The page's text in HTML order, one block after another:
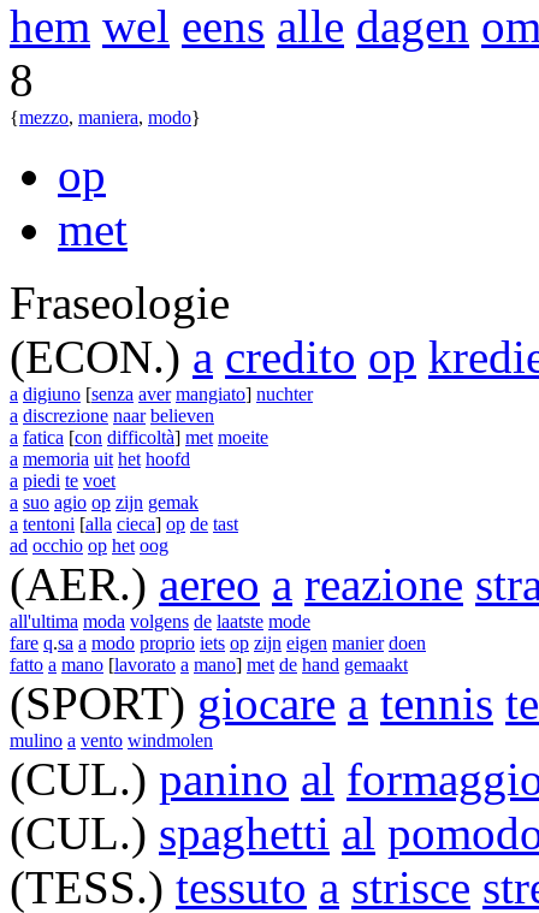
hem wel eens alle dagen
8
{mezzo, maniera, modo}
op
met
Fraseologie
(ECON.) a credito op
a digiuno [senza aver mangiato] nuchter
a discrezione naar believen
a fatica [con difficoltà] met moeite
a memoria uit het hoofd
a piedi te voet
a suo agio op zijn gemak
a tentoni [alla cieca] op de tast
ad occhio op het oog
(AER.) aereo a reazione
all'ultima moda volgens de laatste mode
fare q.sa a modo proprio iets op zijn eigen manier doen
fatto a mano [lavorato a mano] met de hand gemaakt
(SPORT) giocare a tennis
mulino a vento windmolen
(CUL.) panino al
(CUL.) spaghetti al
(TESS.) tessuto a strisce